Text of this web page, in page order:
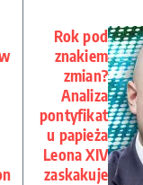
Rok pod
znakiem
zmian?
Analiza
pontyfikat
u papieża
Leona XIV
zaskakuje